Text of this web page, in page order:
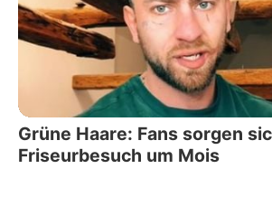
Grüne Haare: Fans sorgen
Friseurbesuch um Mois